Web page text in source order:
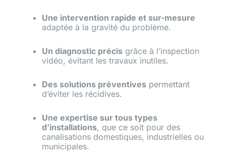
Une intervention rapide et sur-mesure
adaptée à la gravité du problème.
Un diagnostic précis grâce à l’inspection
vidéo, évitant les travaux inutiles.
Des solutions préventives permettant
d’éviter les récidives.
Une expertise sur tous types
d’installations, que ce soit pour des
canalisations domestiques, industrielles ou
municipales.